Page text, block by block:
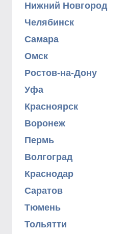
Нижний Новгород
Челябинск
Самара
Омск
Ростов-на-Дону
Уфа
Красноярск
Воронеж
Пермь
Волгоград
Краснодар
Саратов
Тюмень
Тольятти